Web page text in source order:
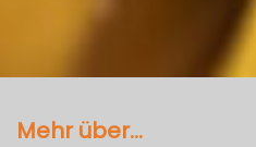
Mehr über...